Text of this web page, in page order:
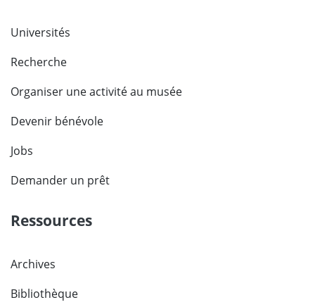
Universités
Recherche
Organiser une activité au musée
Devenir bénévole
Jobs
Demander un prêt
Ressources
Archives
Bibliothèque